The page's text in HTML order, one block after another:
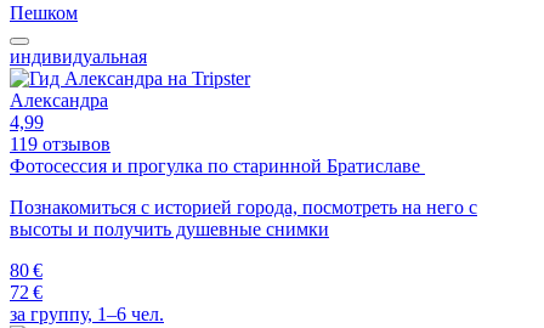
Пешком
индивидуальная
Александра
4,99
119 отзывов
Фотосессия и прогулка по старинной Братиславе
Познакомиться с историей города, посмотреть на него с
высоты и получить душевные снимки
80 €
72 €
за группу, 1–6 чел.